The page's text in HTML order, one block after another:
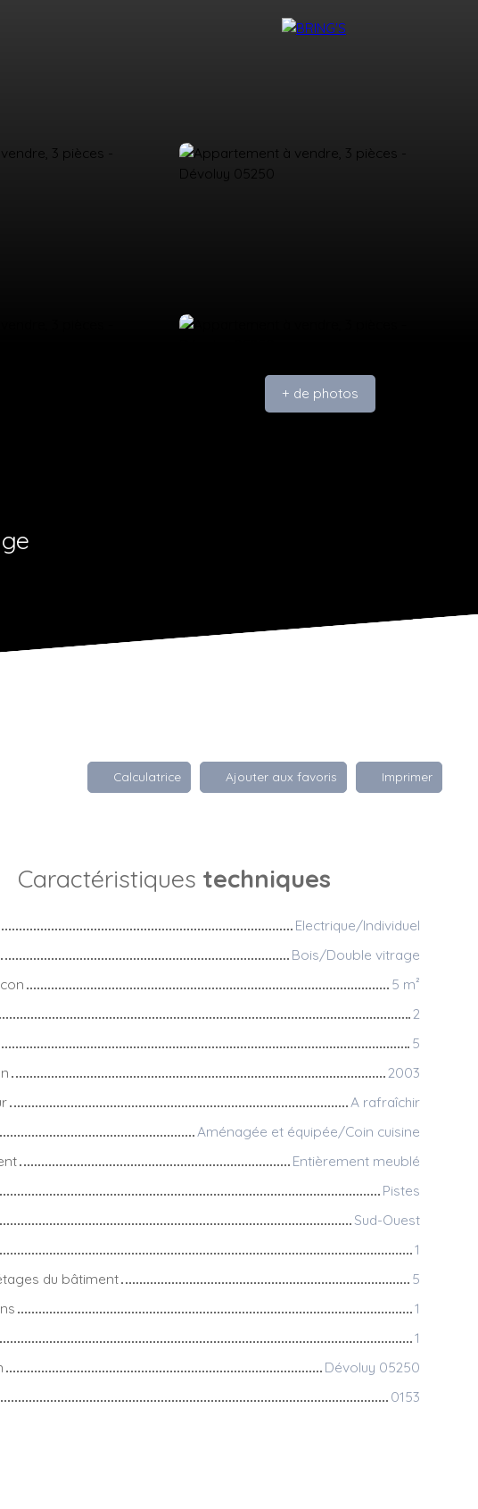
+ de photos
Calculatrice Ajouter aux favoris Imprimer
Caractéristiques techniques
Electrique/Individuel
Bois/Double vitrage
5 m²
2
5
2003
A rafraîchir
Aménagée et équipée/Coin cuisine
Entièrement meublé
Pistes
Sud-Ouest
1
du bâtiment
5
1
1
Dévoluy 05250
0153